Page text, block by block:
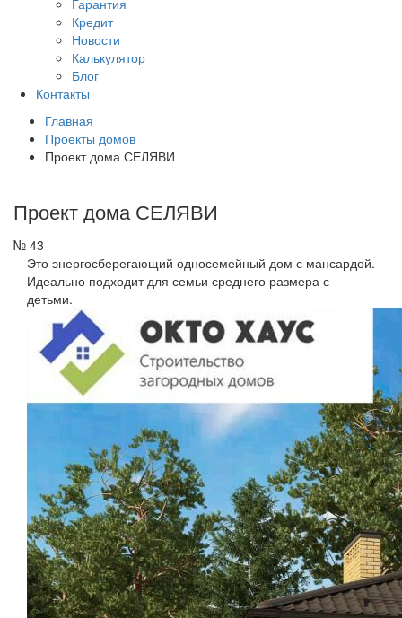
Гарантия
Кредит
Новости
Калькулятор
Блог
Контакты
Главная
Проекты домов
Проект дома СЕЛЯВИ
Проект дома СЕЛЯВИ
№ 43
Это энергосберегающий односемейный дом с мансардой.
Идеально подходит для семьи среднего размера с
детьми.